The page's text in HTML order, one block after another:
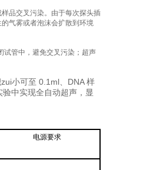
品交叉污染。由于每次探头插
气雾或者泡沫会扩散到环境
试管中，避免交叉污染；超声
小可至 0.1ml、DNA 样
中实现全自动超声，显
电源要求